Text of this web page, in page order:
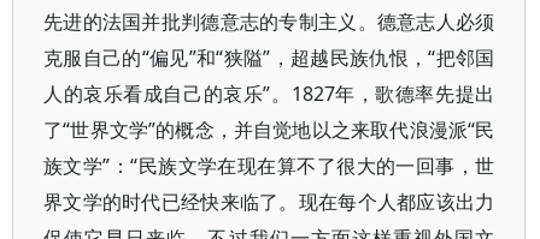
先进的法国并批判德意志的专制主义。德意志人必须
克服自己的“偏见”和“狭隘”，超越民族仇恨，“把邻国
人的哀乐看成自己的哀乐”。1827年，歌德率先提出
了“世界文学”的概念，并自觉地以之来取代浪漫派“民
族文学”：“民族文学在现在算不了很大的一回事，世
界文学的时代已经快来临了。现在每个人都应该出力